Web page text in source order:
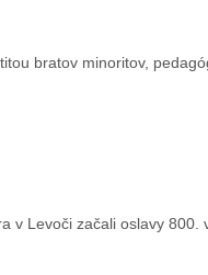
bratov minoritov,
v Levoči začali oslavy 800.